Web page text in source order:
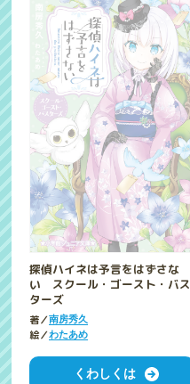
探偵ハイネは予言をはずさな
い スクール・ゴースト・バス
ターズ
著／南房秀久
絵／わたあめ
くわしくは